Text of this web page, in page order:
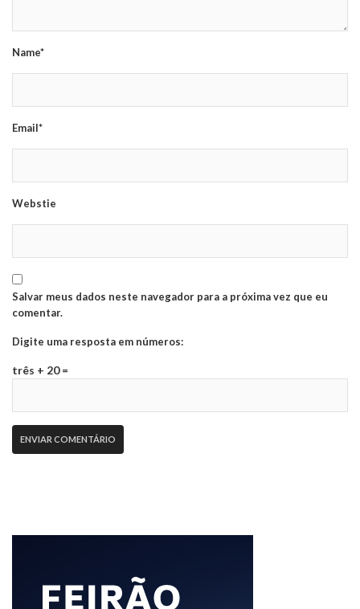
Name*
Email*
Webstie
Salvar meus dados neste navegador para a próxima vez que eu
comentar.
Digite uma resposta em números:
três + 20 =